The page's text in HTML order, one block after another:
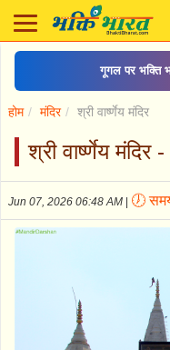
ॐ
होम मंदिर श्री वार्ष्णेय मंदिर
श्री वार्ष्णेय
Jun 07, 2026 06:48 AM 🕖